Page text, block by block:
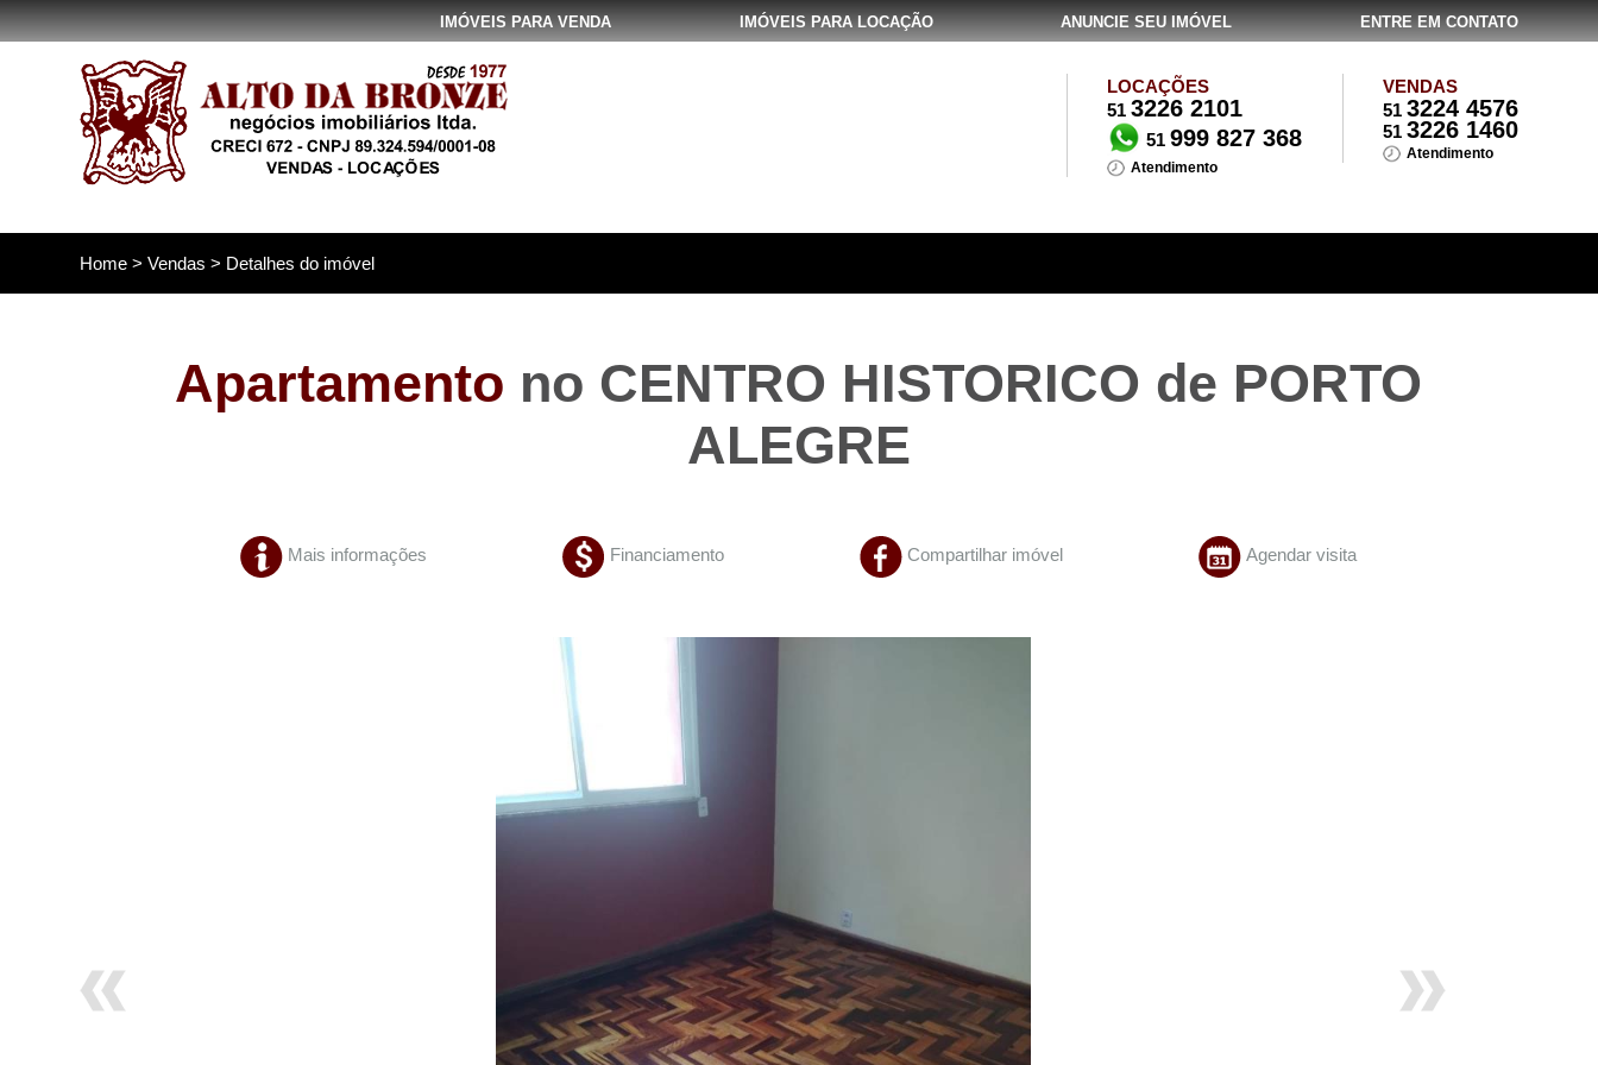
ENTRE EM CONTATO
ANUNCIE SEU IMÓVEL
IMÓVEIS PARA LOCAÇÃO
IMÓVEIS PARA VENDA
VENDAS
51 3224 4576
51 3226 1460
Atendimento
LOCAÇÕES
513226 2101
51999 827 368
Atendimento
Home >Vendas > Detalhes do imóvel
Apartamento no CENTRO HISTORICO de PORTO
ALEGRE
Mais informações Financiamento Compartilhar imóvel Agendar visita